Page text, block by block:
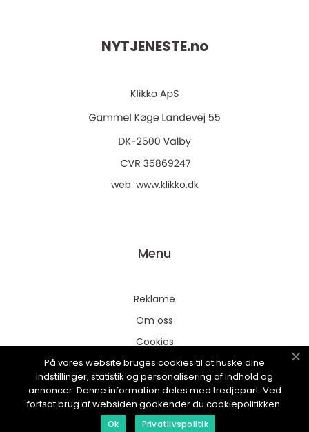
NYTJENESTE.no
web: www.klikko.dk
Menu
Reklame
Om oss
Cookies
Kontakt Oss
Sitemap
På vores website bruges cookies til at huske dine
indstillinger, statistik og personalisering af indhold og
annoncer. Denne information deles med tredjepart. Ved
fortsat brug af websiden godkender du cookiepolitikken.
Ok Privatlivspolitik